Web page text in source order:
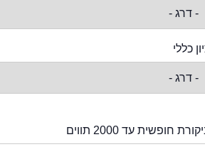
כללי
חופשית עד 2000 תווים